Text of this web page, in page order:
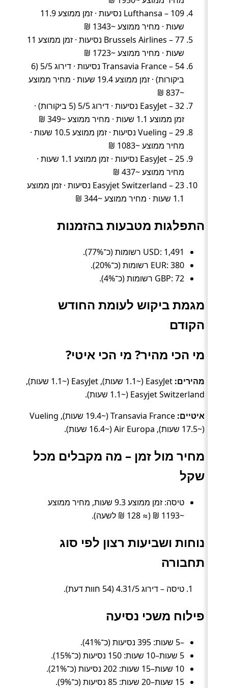
Lufthansa – 109 נסיעות · זמן ממוצע 11.9
שעות · מחיר ממוצע ~1343 ₪
Brussels Airlines – 77 נסיעות · זמן ממוצע 11
שעות · מחיר ממוצע ~1723 ₪
Transavia France – 54 נסיעות · דירוג 5/5 (6
ביקורות) · זמן ממוצע 19.4 שעות · מחיר ממוצע
~837 ₪
EasyJet – 32 נסיעות · דירוג 5/5 (5 ביקורות) ·
זמן ממוצע 1.1 שעות · מחיר ממוצע ~349 ₪
Vueling – 29 נסיעות · זמן ממוצע 10.5 שעות ·
מחיר ממוצע ~1083 ₪
EasyJet – 25 נסיעות · זמן ממוצע 1.1 שעות ·
מחיר ממוצע ~437 ₪
Easyjet Switzerland – 23 נסיעות · זמן ממוצע
1.1 שעות · מחיר ממוצע ~344 ₪
התפלגות מטבעות בהזמנות
USD: 1,491 רשומות (כ־77%).
EUR: 380 רשומות (כ־20%).
GBP: 72 רשומות (כ־4%).
מגמת ביקוש לעומת החודש
הקודם
מי הכי מהיר? מי הכי איטי?
מהירים:
EasyJet (~1.1 שעות), EasyJet (~1.1 שעות),
Easyjet Switzerland (~1.1 שעות).
איטיים:
Transavia France (~19.4 שעות), Vueling
(~17.5 שעות), Air Europa (~16.4 שעות).
מחיר מול זמן – מה מקבלים מכל
שקל
טיסה: זמן ממוצע 9.3 שעות, מחיר ממוצע
~1193 ₪ (≈ 128 ₪ לשעה).
נוחות ושביעות רצון לפי סוג
תחבורה
טיסה – דירוג 4.31/5 (54 חוות דעת).
פילוח משכי נסיעה
–5 שעות: 395 נסיעות (כ־41%).
5 שעות–10 שעות: 150 נסיעות (כ־15%).
10 שעות–15 שעות: 202 נסיעות (כ־21%).
15 שעות–20 שעות: 85 נסיעות (כ־9%).